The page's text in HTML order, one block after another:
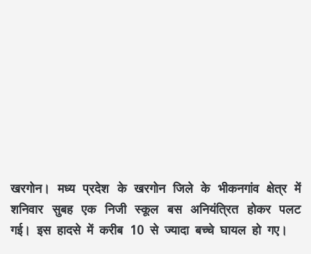
खरगोन। मध्य प्रदेश के खरगोन जिले के भीकनगांव क्षेत्र में
शनिवार सुबह एक निजी स्कूल बस अनियंत्रित होकर पलट
गई। इस हादसे में करीब 10 से ज्यादा बच्चे घायल हो गए।